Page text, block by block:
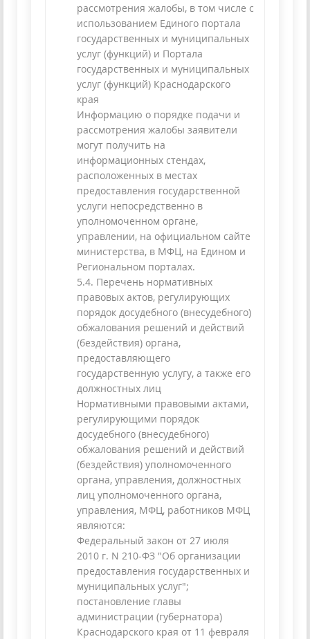
рассмотрения жалобы, в том числе с
использованием Единого портала
государственных и муниципальных
услуг (функций) и Портала
государственных и муниципальных
услуг (функций) Краснодарского
края
Информацию о порядке подачи и
рассмотрения жалобы заявители
могут получить на
информационных стендах,
расположенных в местах
предоставления государственной
услуги непосредственно в
уполномоченном органе,
управлении, на официальном сайте
министерства, в МФЦ, на Едином и
Региональном порталах.
5.4. Перечень нормативных
правовых актов, регулирующих
порядок досудебного (внесудебного)
обжалования решений и действий
(бездействия) органа,
предоставляющего
государственную услугу, а также его
должностных лиц
Нормативными правовыми актами,
регулирующими порядок
досудебного (внесудебного)
обжалования решений и действий
(бездействия) уполномоченного
органа, управления, должностных
лиц уполномоченного органа,
управления, МФЦ, работников МФЦ
являются:
Федеральный закон от 27 июля
2010 г. N 210-ФЗ "Об организации
предоставления государственных и
муниципальных услуг";
постановление главы
администрации (губернатора)
Краснодарского края от 11 февраля